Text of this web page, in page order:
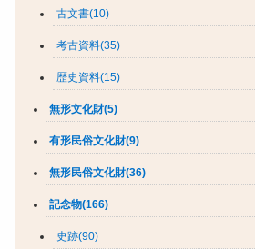
古文書(10)
考古資料(35)
歴史資料(15)
無形文化財(5)
有形民俗文化財(9)
無形民俗文化財(36)
記念物(166)
史跡(90)